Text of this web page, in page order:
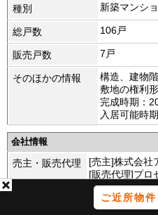
ご近所物
種別 新築マンシ
総戸数 106戸
販売戸数 7戸
そのほかの情報
構造、建物
敷地の権利
完成時期：
入居可能時
会社情報
売主・販売代理
[売主]株式会社
[販売代理]プロ
株式会社上滝